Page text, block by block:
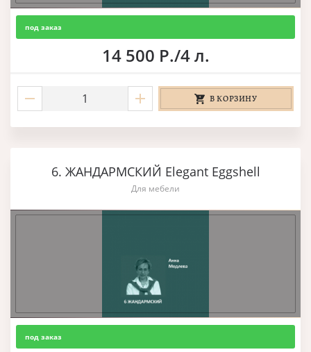
под заказ
14 500 Р./4 л.
В КОРЗИНУ
6. ЖАНДАРМСКИЙ Elegant Eggshell
Для мебели
под заказ